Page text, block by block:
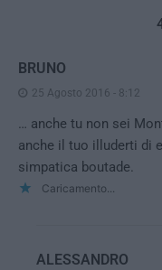
BRUNO
25 Agosto 2016 - 8:12
… anche tu non sei
anche il tuo illuderti di
simpatica boutade.
Caricamento...
ALESSANDRO